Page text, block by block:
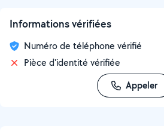
Informations vérifiées
Numéro de téléphone vérifié
Pièce d'identité vérifiée
Appeler